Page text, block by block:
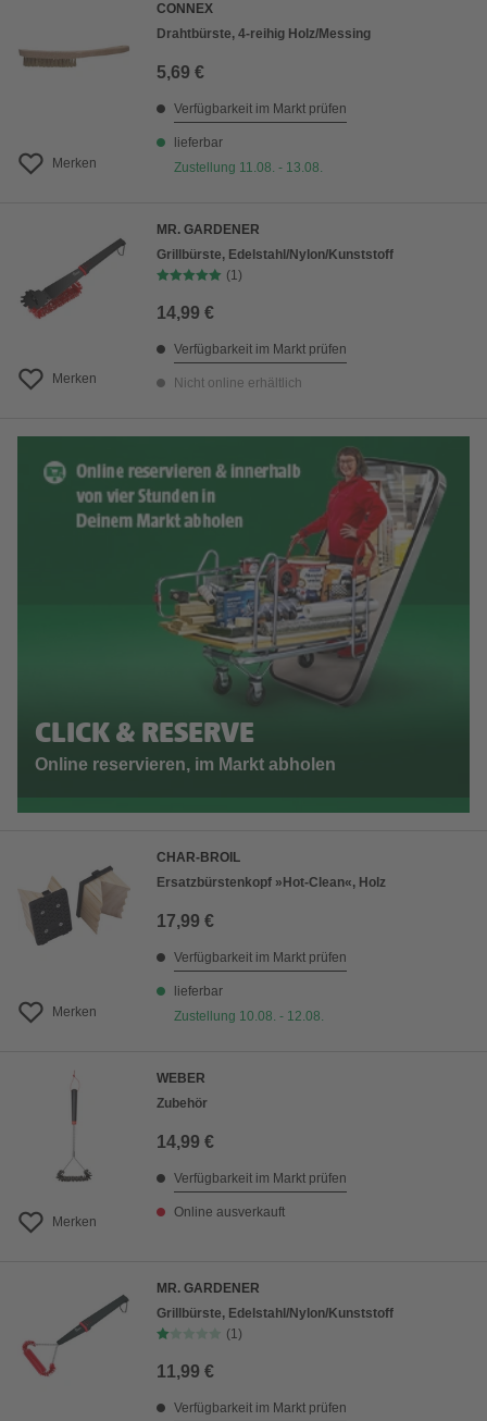
Merken
CONNEX
Drahtbürste, 4-reihig Holz/Messing
5,69 €
Verfügbarkeit im Markt prüfen
lieferbar
Zustellung 11.08. - 13.08.
Merken
MR. GARDENER
Grillbürste, Edelstahl/Nylon/Kunststoff
(1)
14,99 €
Verfügbarkeit im Markt prüfen
Nicht online erhältlich
CLICK & RESERVE
Online reservieren, im Markt abholen
Merken
CHAR-BROIL
Ersatzbürstenkopf »Hot-Clean«, Holz
17,99 €
Verfügbarkeit im Markt prüfen
lieferbar
Zustellung 10.08. - 12.08.
Merken
WEBER
Zubehör
14,99 €
Verfügbarkeit im Markt prüfen
Online ausverkauft
MR. GARDENER
Grillbürste, Edelstahl/Nylon/Kunststoff
(1)
11,99 €
Verfügbarkeit im Markt prüfen